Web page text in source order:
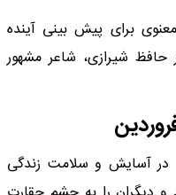
برای پیش بینی آینده
حافظ شیرازی، شاعر مشهور
در آسایش و سلامت زندگی